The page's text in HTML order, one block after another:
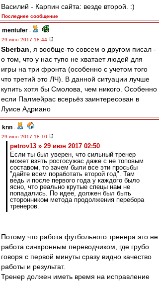
Василий - Карпин сайта: везде второй. :)
Последнее сообщение
mentufer -
29 июн 2017 18:44
Sberban , я вообще-то совсем о другом писал -
о том, что у нас тупо не хватает людей для
игры на три фронта (особенно с учетом того
что третий это ЛЧ). В данной ситуации лучше
купить хотя бы Смолова, чем никого. Особенно
если Палмейрас всерьёз заинтересован в
Луисе Адриано
knn -
29 июн 2017 18:10
petrov13 » 29 июн 2017 02:50
Если ты был уверен, что сильный тренер
может взять росгосужас даже с не топовым
составом, то зачем были все эти просьбы
"дайте всем поработать второй год". Там
ведь и после первого года у каждого было
ясно, что реально крутые спецы нам не
попадались. По идее, должен был быть
сторонником метода продолжения перебора
тренеров.
Потому что работа футбольного тренера это не
работа синхронным переводчиком, где грубо
говоря с первой минуты сразу видно качество
работы и результат.
Тренер должен иметь время на исправление